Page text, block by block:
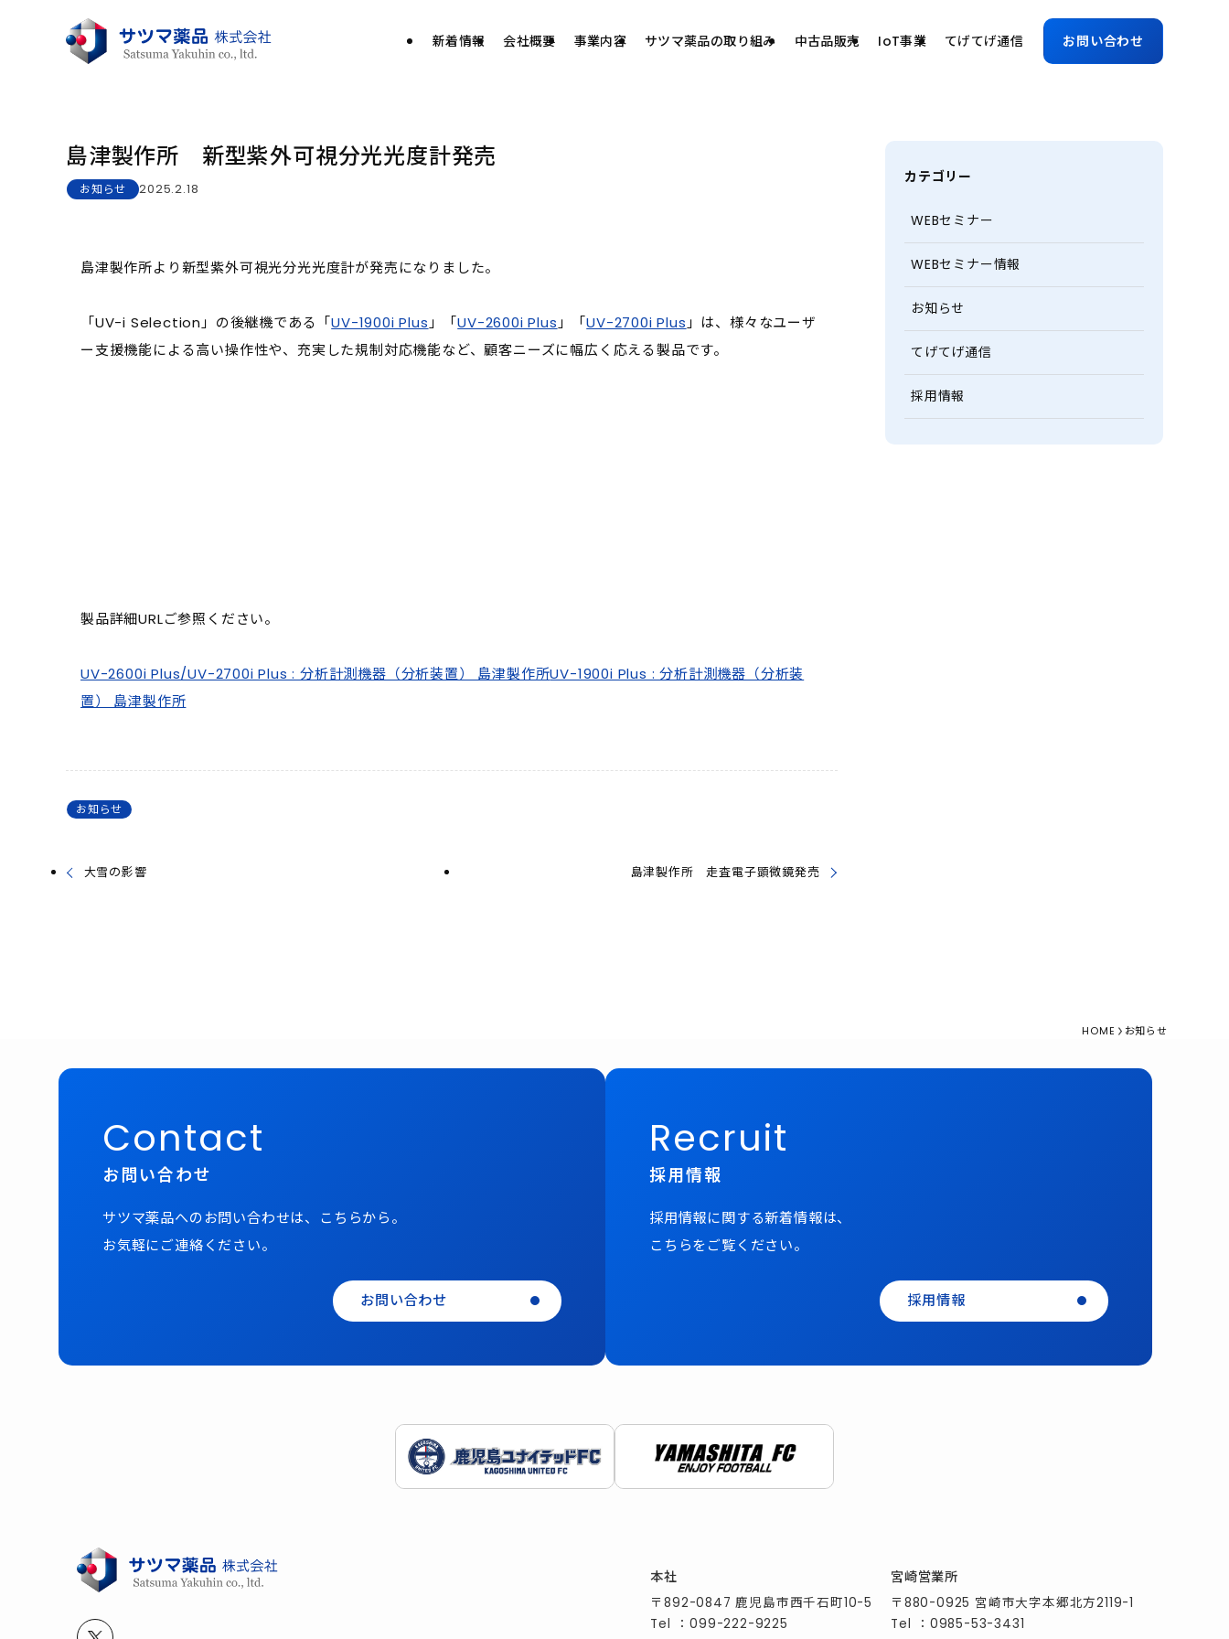
新着情報 会社概要 事業内容 サツマ薬品の取り組み 中古品販売 IoT事業 てげてげ通信 お問い合わせ
島津製作所 新型紫外可視分光光度計発売
お知らせ 2025.2.18
島津製作所より新型紫外可視光分光光度計が発売になりました。
「UV-i Selection」の後継機である「UV-1900i Plus 」「UV-2600i Plus 」「UV-2700i Plus 」は、様々なユーザ
ー支援機能による高い操作性や、充実した規制対応機能など、顧客ニーズに幅広く応える製品です。
製品詳細URLご参照ください。
UV-2600i Plus/UV-2700i Plus : 分析計測機器（分析装置） 島津製作所UV-1900i Plus : 分析計測機器（分析装
置） 島津製作所
お知らせ
大雪の影響 島津製作所 走査電子顕微鏡発売
カテゴリー
WEBセミナー
WEBセミナー情報
お知らせ
てげてげ通信
採用情報
HOME お知らせ
Contact
お問い合わせ
サツマ薬品へのお問い合わせは、こちらから。
お気軽にご連絡ください。
お問い合わせ
Recruit
採用情報
採用情報に関する新着情報は、
こちらをご覧ください。
採用情報
本社
〒892-0847 鹿児島市西千石町10-5
Tel
：099-222-9225
宮崎営業所
〒880-0925 宮崎市大字本郷北方2119-1
Tel
： 0985-53-3431